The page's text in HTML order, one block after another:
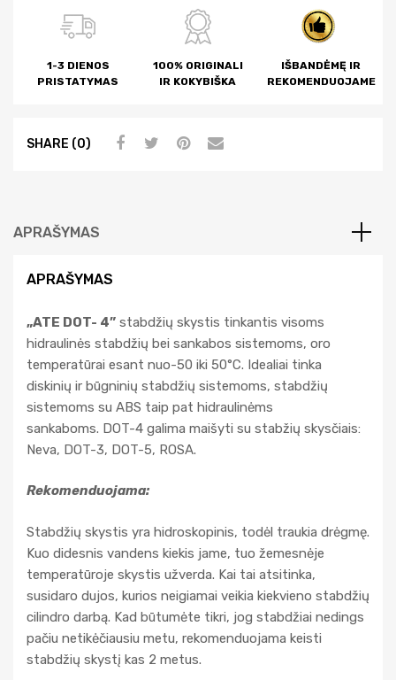
1-3 DIENOS
PRISTATYMAS
100% ORIGINALI
IR KOKYBIŠKA
IŠBANDĖMĘ IR
REKOMENDUOJAME
SHARE (0)
APRAŠYMAS
APRAŠYMAS
„ATE DOT- 4” stabdžių skystis tinkantis visoms
hidraulinės stabdžių bei sankabos sistemoms, oro
temperatūrai esant nuo-50 iki 50°C. Idealiai tinka
diskinių ir būgninių stabdžių sistemoms, stabdžių
sistemoms su ABS taip pat hidraulinėms
sankaboms. DOT-4 galima maišyti su stabžių skysčiais:
Neva, DОT-3, DOT-5, ROSA.
Rekomenduojama:
Stabdžių skystis yra hidroskopinis, todėl traukia drėgmę.
Kuo didesnis vandens kiekis jame, tuo žemesnėje
temperatūroje skystis užverda. Kai tai atsitinka,
susidaro dujos, kurios neigiamai veikia kiekvieno stabdžių
cilindro darbą. Kad būtumėte tikri, jog stabdžiai nedings
pačiu netikėčiausiu metu, rekomenduojama keisti
stabdžių skystį kas 2 metus.